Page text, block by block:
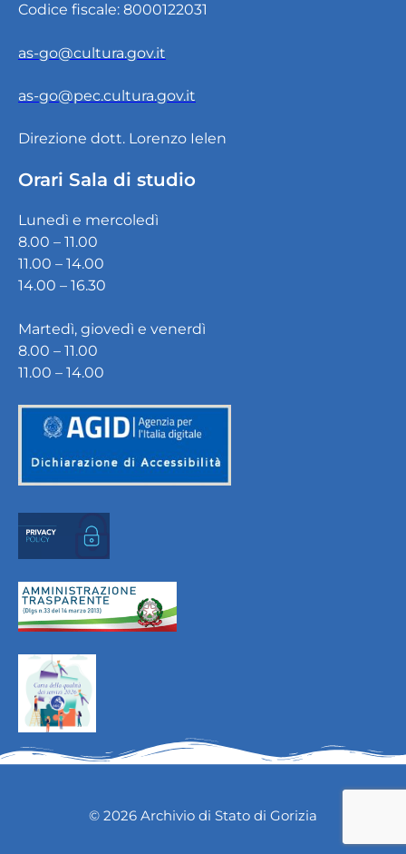
Codice fiscale: 8000122031
as-go@cultura.gov.it
as-go@pec.cultura.gov.it
Direzione dott. Lorenzo Ielen
Orari Sala di studio
Lunedì e mercoledì
8.00 – 11.00
11.00 – 14.00
14.00 – 16.30
Martedì, giovedì e venerdì
8.00 – 11.00
11.00 – 14.00
© 2026 Archivio di Stato di Gorizia